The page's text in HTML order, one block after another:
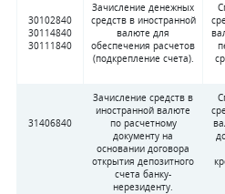
30102840
30114840
30111840
Зачисление денежных
средств в иностранной
валюте для
обеспечения расчетов
(подкрепление счета).
31406840
Зачисление средств в
иностранной валюте
по расчетному
документу на
основании договора
открытия депозитного
счета банку-
нерезиденту.